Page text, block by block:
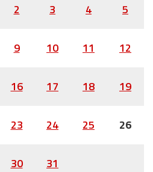
2 3 4 5
9 10 11 12
16 17 18 19
23 24 25 26
30 31